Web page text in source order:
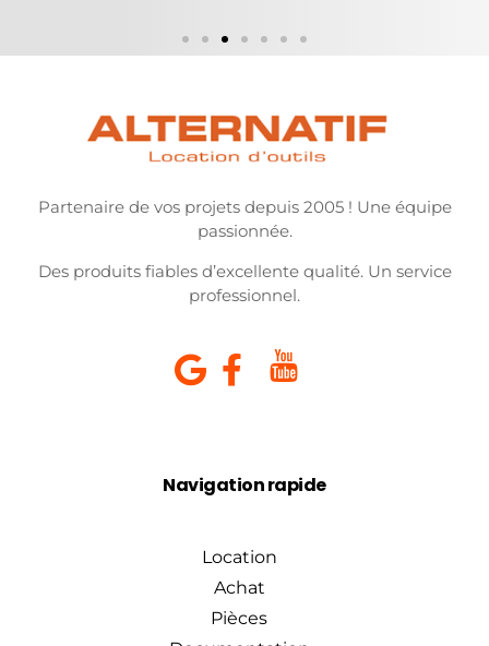
Partenaire de vos projets depuis 2005 ! Une équipe
passionnée.
Des produits fiables d’excellente qualité. Un service
professionnel.
Navigation rapide
Location
Achat
Pièces